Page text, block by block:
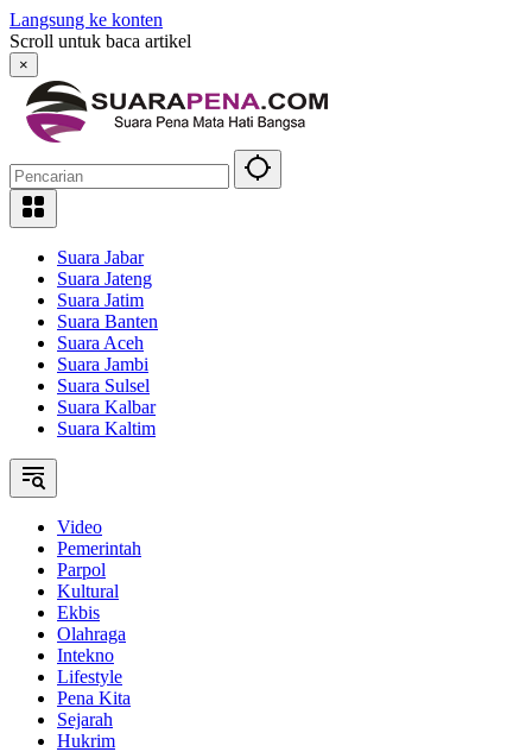
Langsung ke konten
Scroll untuk baca artikel
×
Suara Jabar
Suara Jateng
Suara Jatim
Suara Banten
Suara Aceh
Suara Jambi
Suara Sulsel
Suara Kalbar
Suara Kaltim
Video
Pemerintah
Parpol
Kultural
Ekbis
Olahraga
Intekno
Lifestyle
Pena Kita
Sejarah
Hukrim